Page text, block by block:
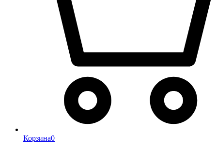
Корзина0